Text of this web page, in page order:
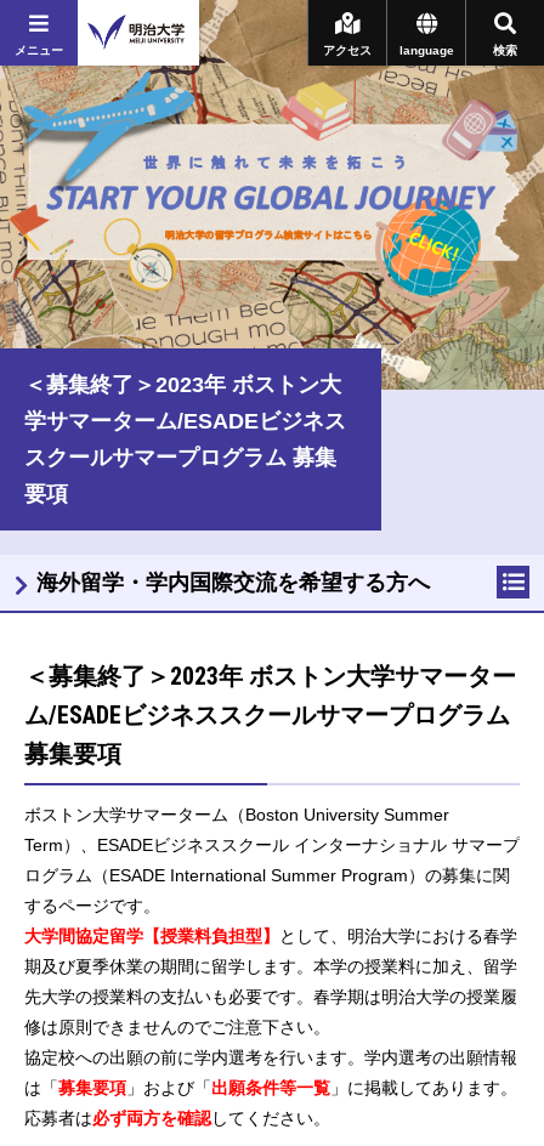
メニュー 検索
language
アクセス
＜募集終了＞2023年 ボストン大
学サマーターム/ESADEビジネス
スクールサマープログラム 募集
要項
＜募集終了＞2023年 ボストン大学サマーター
ム/ESADEビジネススクールサマープログラム
募集要項
ボストン大学サマーターム（Boston University Summer
Term）、ESADEビジネススクール インターナショナル サマープ
ログラム（ESADE International Summer Program）の募集に関
するページです。
大学間協定留学【授業料負担型】
として、明治大学における春学
期及び夏季休業の期間に留学します。本学の授業料に加え、留学
先大学の授業料の支払いも必要です。春学期は明治大学の授業履
修は原則できませんのでご注意下さい。
協定校への出願の前に学内選考を行います。学内選考の出願情報
は「募集要項 」および「出願条件等一覧 」に掲載してあります。
応募者は必ず両方を確認してください。
海外留学・学内国際交流を希望する方へ